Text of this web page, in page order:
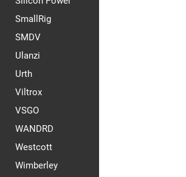
SmallRig
SMDV
Ulanzi
Urth
Viltrox
VSGO
WANDRD
Westcott
Wimberley